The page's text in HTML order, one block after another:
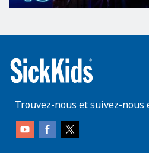
Trouvez-nous et suivez-nous